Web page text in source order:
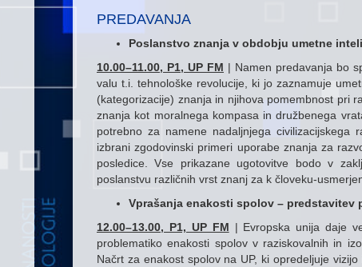
PREDAVANJA
Poslanstvo znanja v obdobju umetne
10.00–11.00, P1, UP FM | Namen predavanja bo
valu t.i. tehnološke revolucije, ki jo zaznamuje
(kategorizacije) znanja in njihova pomembnost pri
znanja kot moralnega kompasa in družbenega
potrebno za namene nadaljnjega
izbrani zgodovinski primeri uporabe znanja za
posledice. Vse prikazane ugotovitve bodo v
poslanstvu različnih vrst znanj za k človeku-
Vprašanja enakosti spolov – predstavitev
12.00–13.00, P1, UP FM | Evropska unija daje
problematiko enakosti spolov v raziskovalnih in
Načrt za enakost spolov na UP, ki opredeljuje